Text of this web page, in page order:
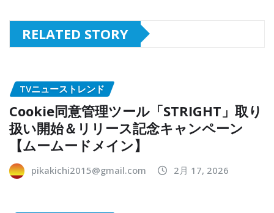
RELATED STORY
TVニューストレンド
Cookie同意管理ツール「STRIGHT」取り
扱い開始＆リリース記念キャンペーン
【ムームードメイン】
pikakichi2015@gmail.com 2月 17, 2026